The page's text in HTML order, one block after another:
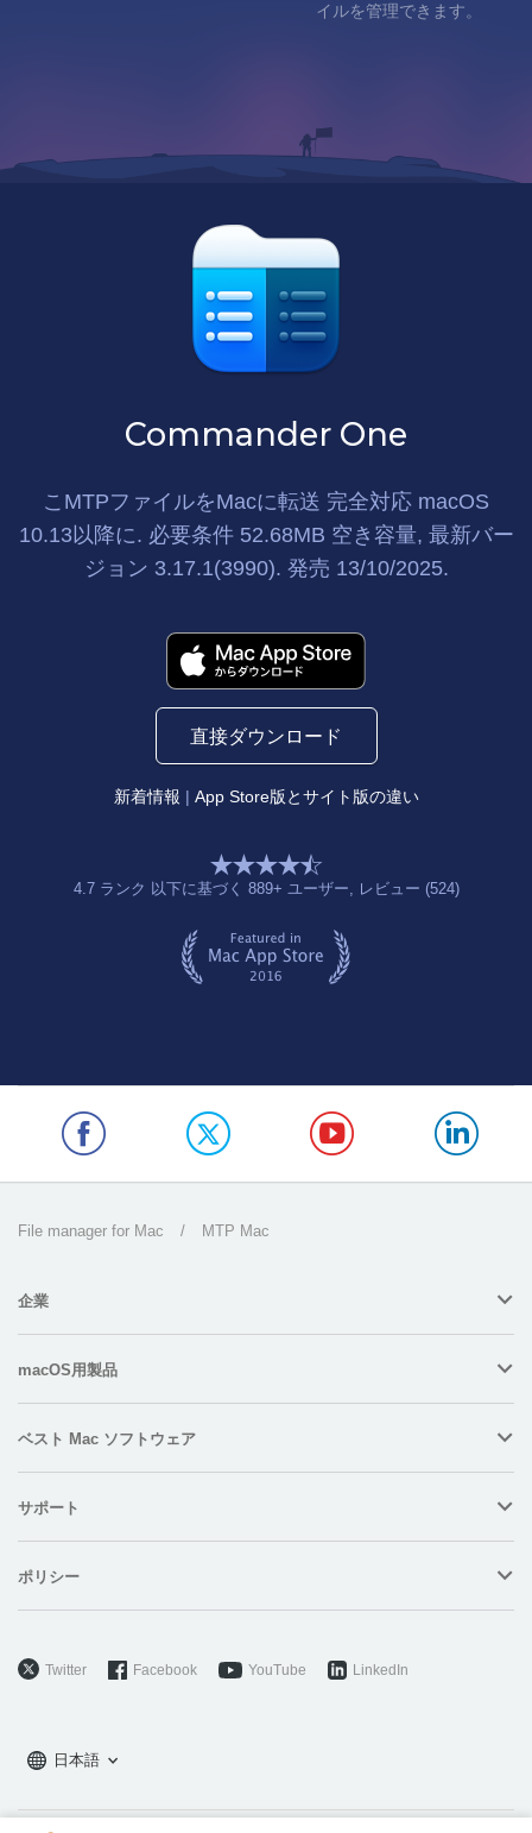
イルを管理できます。
Commander One
こMTPファイルをMacに転送 完全対応 macOS
10.13以降に. 必要条件 52.68MB 空き容量, 最新バー
ジョン 3.17.1(3990). 発売 13/10/2025.
直接ダウンロード
新着情報 | App Store版とサイト版の違い
4.7ランク 以下に基づく 889+ ユーザー, レビュー (524)
File manager for Mac / MTP Mac
企業
macOS用製品
ベスト Mac ソフトウェア
サポート
ポリシー
Twitter Facebook YouTube LinkedIn
日本語